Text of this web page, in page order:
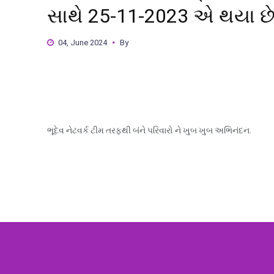
સાથે 25-11-2023 એ થયા
04, June 2024 By
ભૂદેવ નેટવર્ક ટીમ તરફથી બંને પરિવારો ને ખુબ ખુબ અભિનંદન.